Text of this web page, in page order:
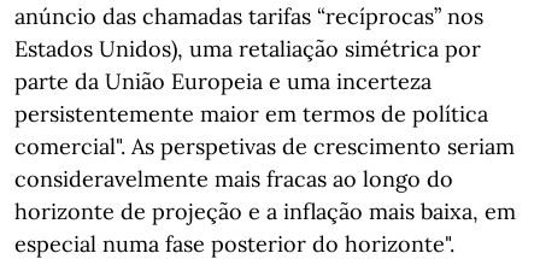
anúncio das chamadas tarifas “recíprocas” nos
Estados Unidos), uma retaliação simétrica por
parte da União Europeia e uma incerteza
persistentemente maior em termos de política
comercial". As perspetivas de crescimento seriam
consideravelmente mais fracas ao longo do
horizonte de projeção e a inflação mais baixa, em
especial numa fase posterior do horizonte".